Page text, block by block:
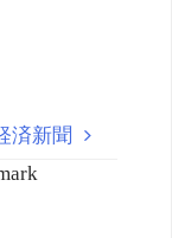
済新聞